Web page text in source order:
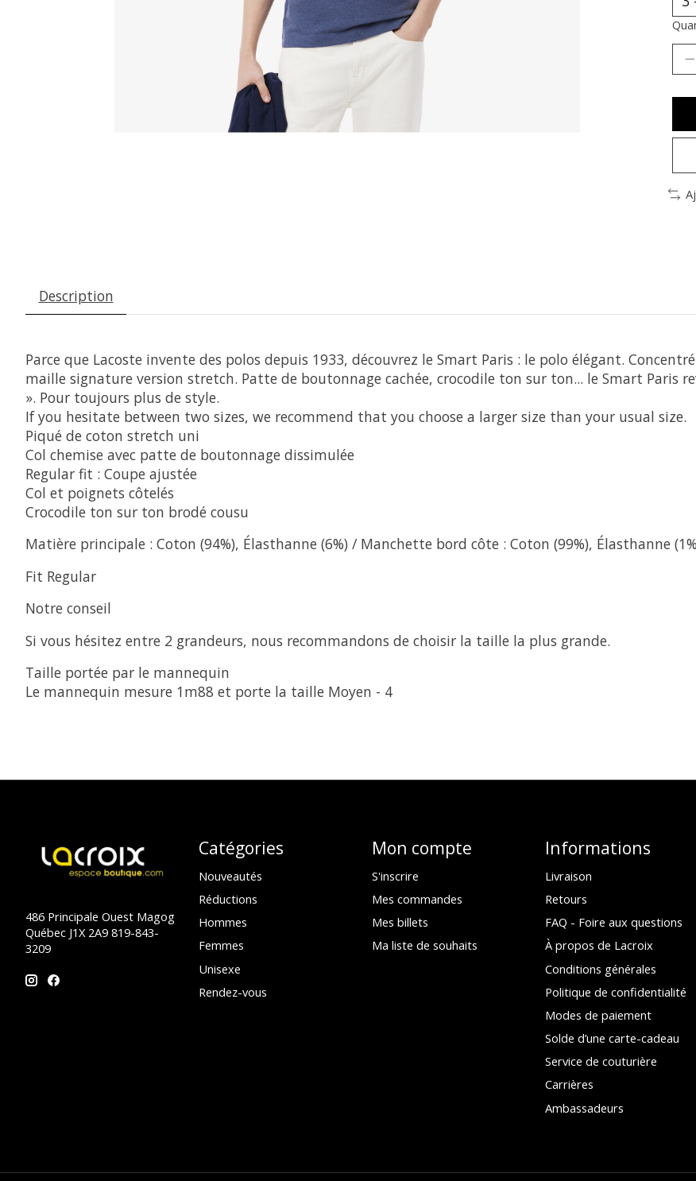
Description
Parce que Lacoste invente des polos depuis 1933, découvrez le Smart Paris : le polo élégant.
maille signature version stretch. Patte de boutonnage cachée, crocodile ton sur ton... le Smart Paris
». Pour toujours plus de style.
If you hesitate between two sizes, we recommend that you choose a larger size than your usual size.
Piqué de coton stretch uni
Col chemise avec patte de boutonnage dissimulée
Regular fit : Coupe ajustée
Col et poignets côtelés
Crocodile ton sur ton brodé cousu
Matière principale : Coton (94%), Élasthanne (6%) / Manchette bord côte : Coton (99%), Élasthanne
Fit Regular
Notre conseil
Si vous hésitez entre 2 grandeurs, nous recommandons de choisir la taille la plus grande.
Taille portée par le mannequin
Le mannequin mesure 1m88 et porte la taille Moyen - 4
486 Principale Ouest Magog
Québec J1X 2A9 819-843-
3209
Catégories
Nouveautés
Réductions
Hommes
Femmes
Unisexe
Rendez-vous
Mon compte
S'inscrire
Mes commandes
Mes billets
Ma liste de souhaits
Informations
Livraison
Retours
FAQ - Foire aux questions
À propos de Lacroix
Conditions générales
Politique de confidentialité
Modes de paiement
Solde d’une carte-cadeau
Service de couturière
Carrières
Ambassadeurs